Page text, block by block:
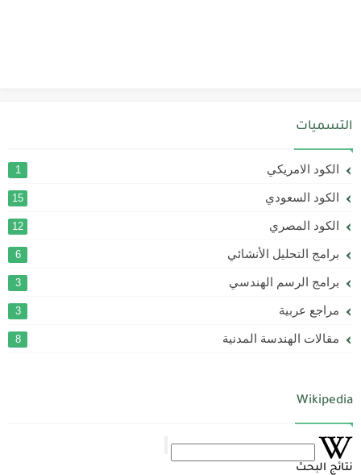
التسميات
الكود الامريكي 1
الكود السعودي 15
الكود المصري 12
برامج التحليل الأنشائي 6
برامج الرسم الهندسي 3
مراجع عربية 3
مقالات الهندسة المدنية 8
Wikipedia
نتائج البحث